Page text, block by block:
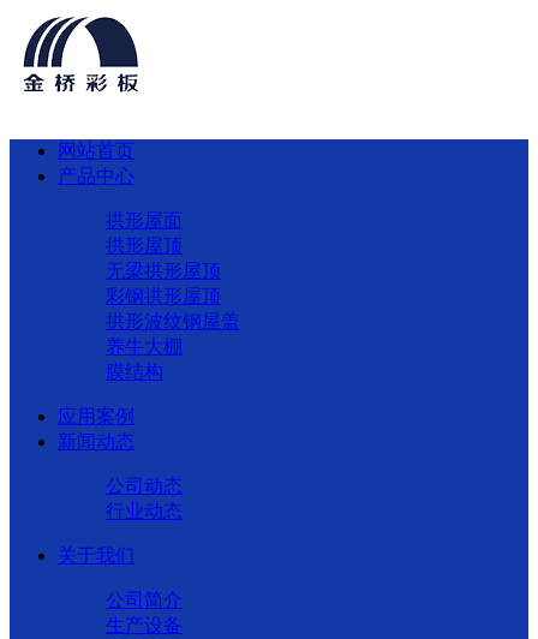
网站首页
产品中心
拱形屋面
拱形屋顶
无梁拱形屋顶
彩钢拱形屋顶
拱形波纹钢屋盖
养牛大棚
膜结构
应用案例
新闻动态
公司动态
行业动态
关于我们
公司简介
生产设备